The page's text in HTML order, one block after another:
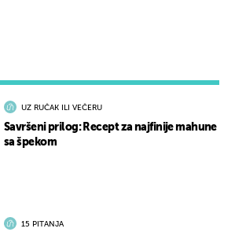
UZ RUČAK ILI VEČERU
Savršeni prilog: Recept za najfinije mahune
sa špekom
15 PITANJA